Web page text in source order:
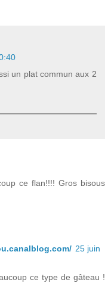
un plat commun aux 2
ce flan!!!! Gros bisous
25 juin
ce type de gâteau !